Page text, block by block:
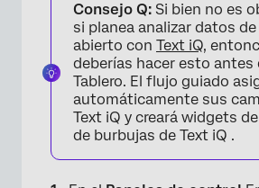
Consejo Q: Si bien no es
si planea analizar datos
abierto con Text iQ,
deberías hacer esto antes
Tablero. El flujo guiado
automáticamente sus
Text iQ y creará widgets
de burbujas de Text iQ .